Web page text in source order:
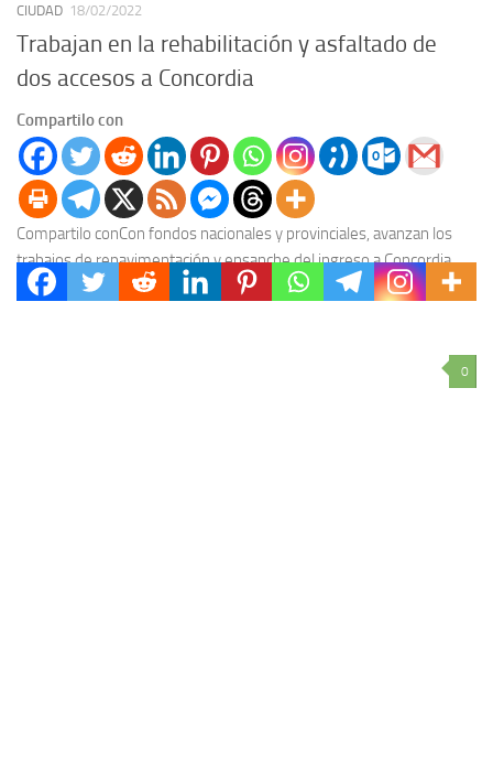
CIUDAD 18/02/2022
Trabajan en la rehabilitación y asfaltado de
dos accesos a Concordia
Compartilo con
Compartilo conCon fondos nacionales y provinciales, avanzan los
trabajos de repavimentación y ensanche del ingreso a Concordia
por Ruta 4 y de asfaltado del ingreso...
0